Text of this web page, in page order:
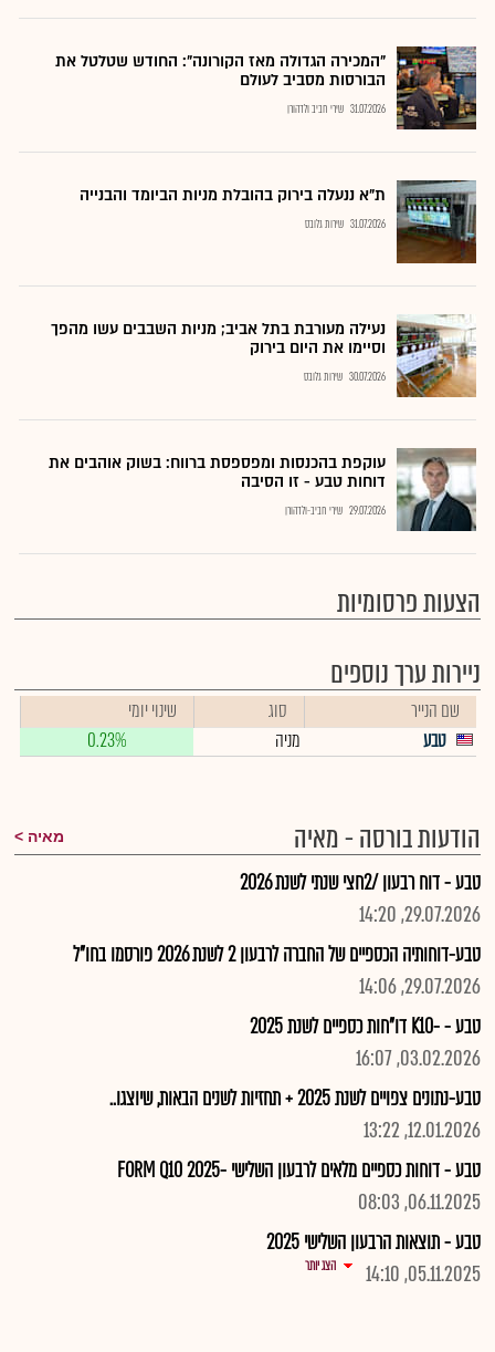
"המכירה הגדולה מאז הקורונה": החודש שטלטל את
הבורסות מסביב לעולם
31.07.2026 שירי חביב ולדהורן
ת"א ננעלה בירוק בהובלת מניות הביומד והבנייה
31.07.2026 שירות גלובס
נעילה מעורבת בתל אביב; מניות השבבים עשו מהפך
וסיימו את היום בירוק
30.07.2026 שירות גלובס
עוקפת בהכנסות ומפספסת ברווח: בשוק אוהבים את
דוחות טבע - זו הסיבה
29.07.2026 שירי חביב-ולדהורן
הצעות פרסומיות
ניירות ערך נוספים
שם הנייר סוג
שינוי יומי
טבע
מניה 0.23%
הודעות בורסה - מאיה מאיה
טבע - דוח רבעון /2חצי שנתי לשנת 2026
29.07.2026, 14:20
טבע-דוחותיה הכספיים של החברה לרבעון 2 לשנת 2026 פורסמו בחו"ל
29.07.2026, 14:06
טבע - -K10 דו"חות כספיים לשנת 2025
03.02.2026, 16:07
טבע-נתונים צפויים לשנת 2025 + תחזיות לשנים הבאות, שיוצגו..
12.01.2026, 13:22
טבע - דוחות כספיים מלאים לרבעון השלישי -2025 FORM Q10
06.11.2025, 08:03
טבע - תוצאות הרבעון השלישי 2025
05.11.2025, 14:10
הצג יותר